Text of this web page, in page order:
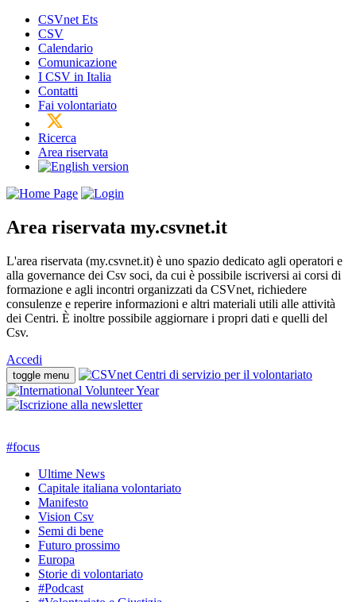
CSVnet Ets
CSV
Calendario
Comunicazione
I CSV in Italia
Contatti
Fai volontariato
Ricerca
Area riservata
Area riservata my.csvnet.it
L'area riservata (my.csvnet.it) è uno spazio dedicato agli operatori e
alla governance dei Csv soci, da cui è possibile iscriversi ai corsi di
formazione e agli incontri organizzati da CSVnet, richiedere
consulenze e reperire informazioni e altri materiali utili alle attività
dei Centri. È inoltre possibile aggiornare i propri dati e quelli del
Csv.
Accedi
toggle menu
#focus
Ultime News
Capitale italiana volontariato
Manifesto
Vision Csv
Semi di bene
Futuro prossimo
Europa
Storie di volontariato
#Podcast